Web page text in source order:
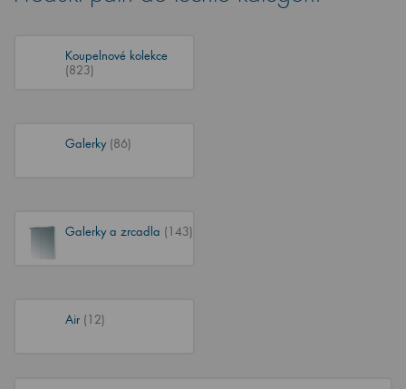
Koupelnové kolekce
(823)
Galerky (86)
Galerky a zrcadla (143)
Air (12)